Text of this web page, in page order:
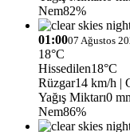
Nem82%
01:0007 Ağustos
18°C
Hissedilen18°C
Rüzgar14 km/h |
Yağış Miktarı0
Nem86%